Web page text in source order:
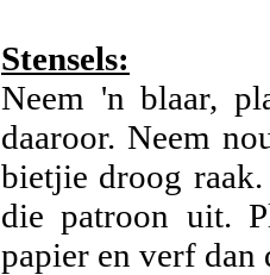
Stensels:
Neem 'n blaar,
daaroor. Neem
bietjie droog
die patroon uit.
papier en verf dan